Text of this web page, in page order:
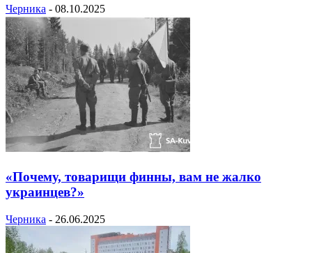
Черника - 08.10.2025
«Почему, товарищи финны, вам не жалко
украинцев?»
Черника - 26.06.2025